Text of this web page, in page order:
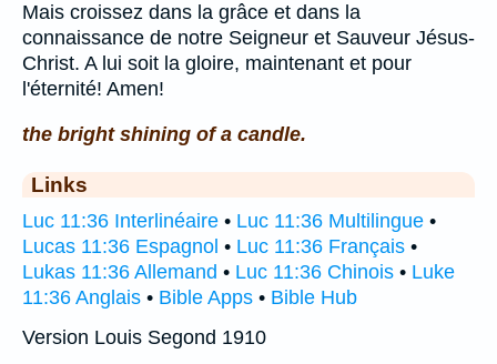
Mais croissez dans la grâce et dans la
connaissance de notre Seigneur et Sauveur Jésus-
Christ. A lui soit la gloire, maintenant et pour
l'éternité! Amen!
the bright shining of a candle.
Links
Luc 11:36 Interlinéaire • Luc 11:36 Multilingue •
Lucas 11:36 Espagnol • Luc 11:36 Français •
Lukas 11:36 Allemand • Luc 11:36 Chinois • Luke
11:36 Anglais • Bible Apps • Bible Hub
Version Louis Segond 1910